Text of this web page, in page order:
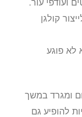
ועודפי עור.
קולגן
לא פוגע
ומגרד במשך
להופיע גם